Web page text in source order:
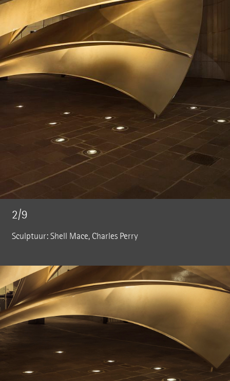
2/9
Sculptuur: Shell Mace, Charles Perry